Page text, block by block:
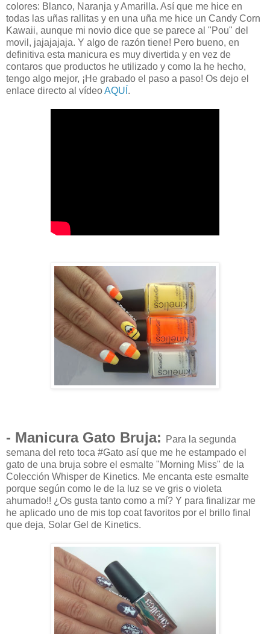
colores: Blanco, Naranja y Amarilla. Así que me hice en
todas las uñas rallitas y en una uña me hice un Candy Corn
Kawaii, aunque mi novio dice que se parece al "Pou" del
movil, jajajajaja. Y algo de razón tiene! Pero bueno, en
definitiva esta manicura es muy divertida y en vez de
contaros que productos he utilizado y como la he hecho,
tengo algo mejor, ¡He grabado el paso a paso! Os dejo el
enlace directo al vídeoAQUÍ .
- Manicura Gato Bruja:
Para la segunda
semana del reto toca #Gato así que me he estampado el
gato de una bruja sobre el esmalte "Morning Miss" de la
Colección Whisper de Kinetics. Me encanta este esmalte
porque según como le de la luz se ve gris o violeta
ahumado!! ¿Os gusta tanto como a mí? Y para finalizar me
he aplicado uno de mis top coat favoritos por el brillo final
que deja, Solar Gel de Kinetics.